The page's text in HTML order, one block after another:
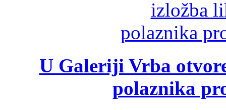
U Galeriji Vrba
polaznika